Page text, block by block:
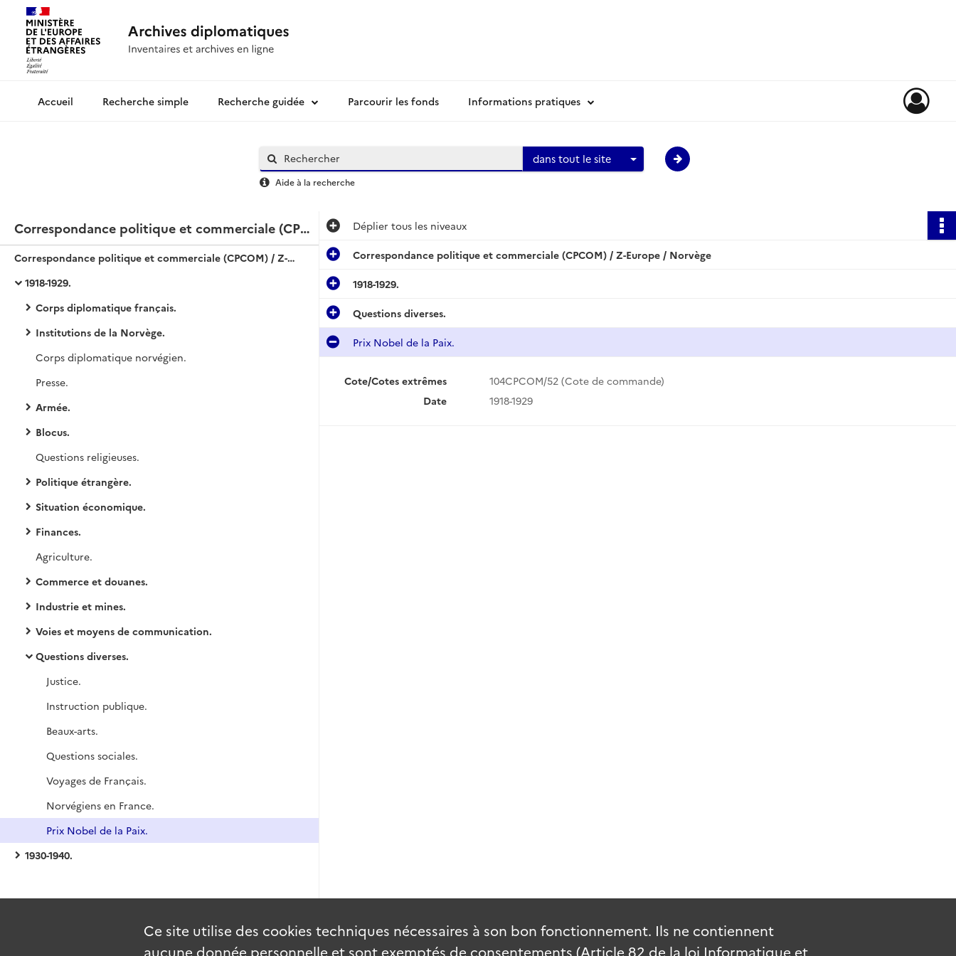
Archives diplomatiquesRecherche simple Recherche guidée Parcourir les fonds Informations pratiques
dans tout le site
Aide à la recherche
Correspondance politique et commerciale (CPCOM) / Z-Europe / Norvège
Correspondance politique et commerciale (CPCOM) / Z-Europe / Norvège
1918-1929.
Corps diplomatique français.
Institutions de la Norvège.
Corps diplomatique norvégien.
Presse.
Armée.
Blocus.
Questions religieuses.
Politique étrangère.
Situation économique.
Finances.
Agriculture.
Commerce et douanes.
Industrie et mines.
Voies et moyens de communication.
Questions diverses.
Justice.
Instruction publique.
Beaux-arts.
Questions sociales.
Voyages de Français.
Norvégiens en France.
Prix Nobel de la Paix.
1930-1940.
Déplier tous les niveaux
Correspondance politique et commerciale (CPCOM) / Z-Europe / Norvège
1918-1929.
Questions diverses.
Prix Nobel de la Paix.
Cote/Cotes extrêmes
104CPCOM/52 (Cote de commande)
Date
1918-1929
Ce site utilise des cookies techniques nécessaires à son bon fonctionnement. Ils ne contiennent
aucune donnée personnelle et sont exemptés de consentements (Article 82 de la loi Informatique et